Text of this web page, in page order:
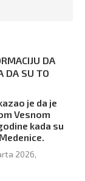
DA
DA SU TO
je da je
Vesnom
kada su
2026,